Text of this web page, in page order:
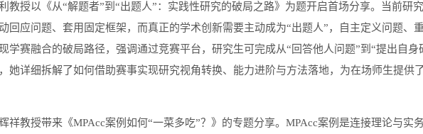
教授以《从“解题者”到“出题人”：实践性研究的破局之路》为题开启首场分享。当前研
回应问题、套用固定框架，而真正的学术创新需要主动成为“出题人”，自主定义问题、
学赛融合的破局路径，强调通过竞赛平台，研究生可完成从“回答他人问题”到“提出自
她详细拆解了如何借助赛事实现研究视角转换、能力进阶与方法落地，为在场师生提供
祥教授带来《MPAcc案例如何“一菜多吃”？》的专题分享。MPAcc案例是连接理论与实